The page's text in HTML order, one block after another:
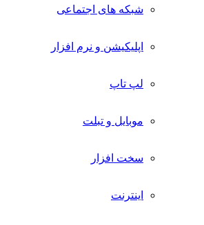
شبکه های اجتماعی
اپلیکیشن و نرم افزار
لپ تاپ
موبایل و تبلت
سخت افزار
اینترنت